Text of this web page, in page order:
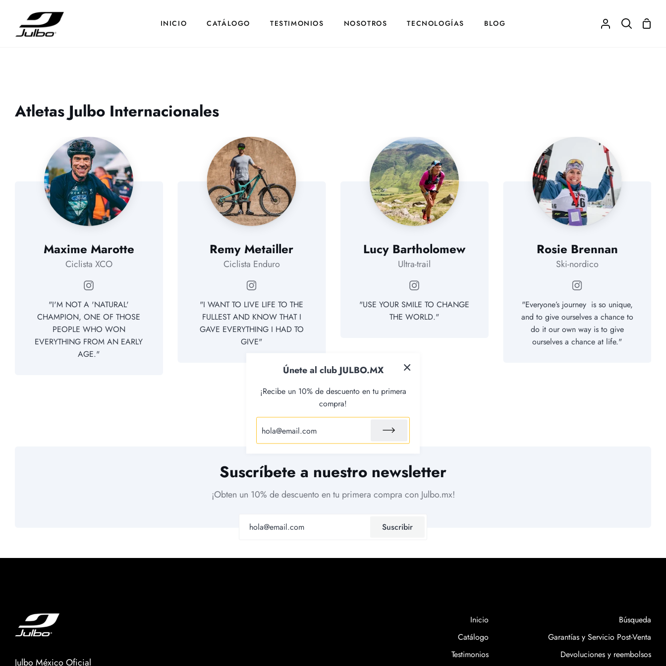
directamente
INICIO CATÁLOGO TESTIMONIOS NOSOTROS TECNOLOGÍAS BLOG
Mi
Buscar
Atletas Julbo Internacionales
Maxime Marotte
Ciclista XCO
Instagram
"I'M NOT A 'NATURAL'
CHAMPION, ONE OF THOSE
PEOPLE WHO WON
EVERYTHING FROM AN EARLY
AGE."
Remy Metailler
Ciclista Enduro
Instagram
"I WANT TO LIVE LIFE TO THE
FULLEST AND KNOW THAT I
GAVE EVERYTHING I HAD TO
GIVE"
Lucy Bartholomew
Ultra-trail
Instagram
"USE YOUR SMILE TO CHANGE
THE WORLD."
Rosie Brennan
Ski-nordico
Instagram
"Everyone’s journey is so unique,
and to give ourselves a chance to
do it our own way is to give
ourselves a chance at life."
Suscríbete a nuestro newsletter
¡Obten un 10% de descuento en tu primera compra con Julbo.mx!
Suscribir
Julbo México Oficial
Inicio
Catálogo
Testimonios
Búsqueda
Garantías y Servicio Post-Venta
Devoluciones y reembolsos
Únete al club JULBO.MX
¡Recibe un 10% de descuento en tu primera
compra!